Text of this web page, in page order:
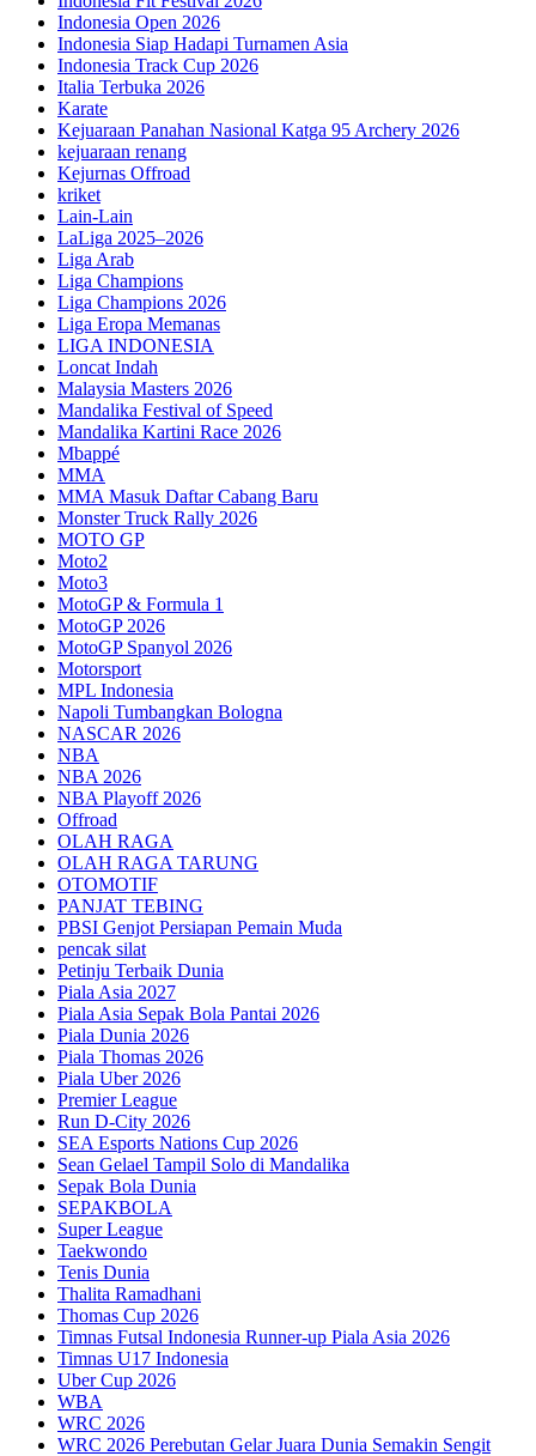
Indonesia Open 2026
Indonesia Siap Hadapi Turnamen Asia
Indonesia Track Cup 2026
Italia Terbuka 2026
Karate
Kejuaraan Panahan Nasional Katga 95 Archery 2026
kejuaraan renang
Kejurnas Offroad
kriket
Lain-Lain
LaLiga 2025–2026
Liga Arab
Liga Champions
Liga Champions 2026
Liga Eropa Memanas
LIGA INDONESIA
Loncat Indah
Malaysia Masters 2026
Mandalika Festival of Speed
Mandalika Kartini Race 2026
Mbappé
MMA
MMA Masuk Daftar Cabang Baru
Monster Truck Rally 2026
MOTO GP
Moto2
Moto3
MotoGP & Formula 1
MotoGP 2026
MotoGP Spanyol 2026
Motorsport
MPL Indonesia
Napoli Tumbangkan Bologna
NASCAR 2026
NBA
NBA 2026
NBA Playoff 2026
Offroad
OLAH RAGA
OLAH RAGA TARUNG
OTOMOTIF
PANJAT TEBING
PBSI Genjot Persiapan Pemain Muda
pencak silat
Petinju Terbaik Dunia
Piala Asia 2027
Piala Asia Sepak Bola Pantai 2026
Piala Dunia 2026
Piala Thomas 2026
Piala Uber 2026
Premier League
Run D-City 2026
SEA Esports Nations Cup 2026
Sean Gelael Tampil Solo di Mandalika
Sepak Bola Dunia
SEPAKBOLA
Super League
Taekwondo
Tenis Dunia
Thalita Ramadhani
Thomas Cup 2026
Timnas Futsal Indonesia Runner-up Piala Asia 2026
Timnas U17 Indonesia
Uber Cup 2026
WBA
WRC 2026
WRC 2026 Perebutan Gelar Juara Dunia Semakin Sengit